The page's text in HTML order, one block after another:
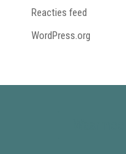
Reacties feed
WordPress.org